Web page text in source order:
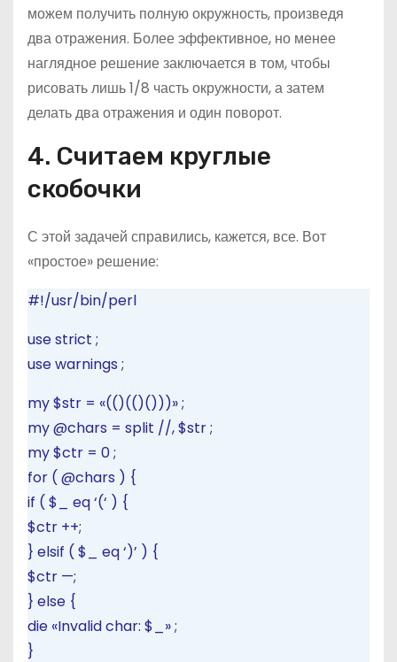
можем получить полную окружность, произведя
два отражения. Более эффективное, но менее
наглядное решение заключается в том, чтобы
рисовать лишь 1/8 часть окружности, а затем
делать два отражения и один поворот.
4. Считаем круглые
скобочки
С этой задачей справились, кажется, все. Вот
«простое» решение:
#!/usr/bin/perl
usestrict ;
usewarnings ;
my$str = «(()(()()))»;
my@chars = split //,$str;
my$ctr = 0;
for ( @chars ) {
if ( $_ eq‘(‘ ) {
$ctr ++;
} elsif ( $_ eq‘)’ ) {
$ctr —;
} else {
die «Invalid char: $_»;
}